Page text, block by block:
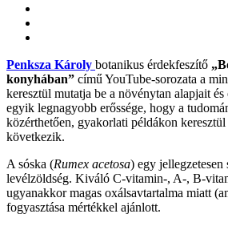
Penksza Károly botanikus érdekfeszítő
konyhában” című YouTube-sorozata a
keresztül mutatja be a növénytan alapjait és
egyik legnagyobb erőssége, hogy a
közérthetően, gyakorlati példákon keresztül
következik.
A sóska (Rumex acetosa) egy
levélzöldség. Kiváló C-vitamin-, A-, B-
ugyanakkor magas oxálsavtartalma miatt
fogyasztása mértékkel ajánlott.